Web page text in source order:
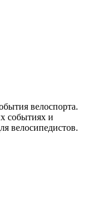
велоспорта.
событиях и
велосипедистов.